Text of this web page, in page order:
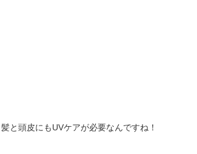
と頭皮にもUVケアが必要なんですね！